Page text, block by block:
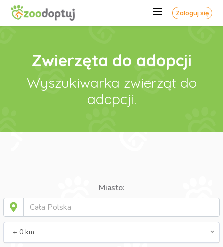
Zaloguj się
Zwierzęta do adopcji
Wyszukiwarka zwierząt do
adopcji.
Miasto:
+ 0 km